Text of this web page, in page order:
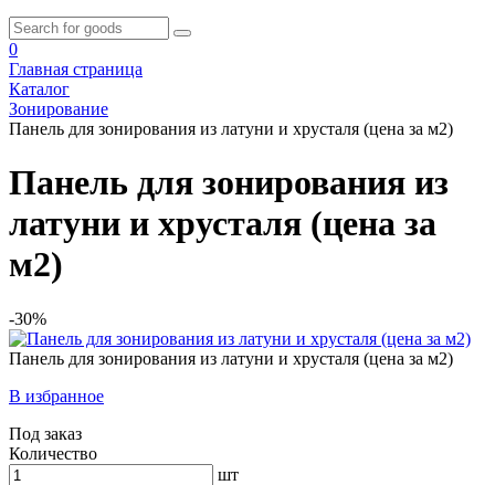
0
Главная страница
Каталог
Зонирование
Панель для зонирования из латуни и хрусталя (цена за м2)
Панель для зонирования из
латуни и хрусталя (цена за
м2)
-30%
Панель для зонирования из латуни и хрусталя (цена за м2)
В избранное
Под заказ
Количество
шт